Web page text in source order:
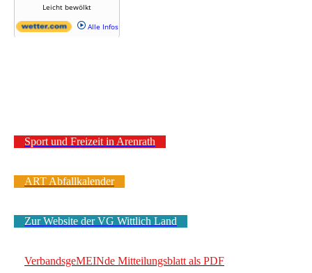
Sport und Freizeit in Arenrath
ART Abfallkalender
Zur Website der VG Wittlich Land
VerbandsgeMEINde Mitteilungsblatt als PDF